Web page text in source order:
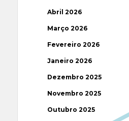
Abril 2026
Março 2026
Fevereiro 2026
Janeiro 2026
Dezembro 2025
Novembro 2025
Outubro 2025